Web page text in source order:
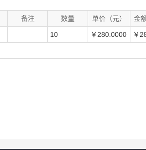
备注 数量 单价（元） 金
10 ￥280.0000 ￥